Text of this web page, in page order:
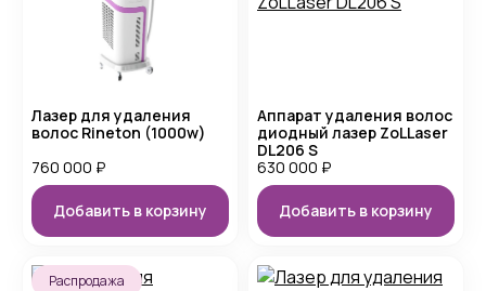
Лазер для удаления
волос Rineton (1000w)
760 000 ₽
Добавить в корзину
Аппарат удаления волос
диодный лазер ZoLLaser
DL206 S
630 000 ₽
Добавить в корзину
Распродажа